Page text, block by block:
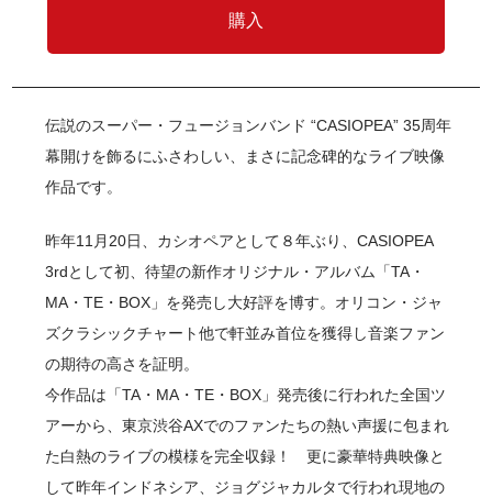
購入
伝説のスーパー・フュージョンバンド “CASIOPEA” 35周年
幕開けを飾るにふさわしい、まさに記念碑的なライブ映像
作品です。
昨年11月20日、カシオペアとして８年ぶり、CASIOPEA
3rdとして初、待望の新作オリジナル・アルバム「TA・
MA・TE・BOX」を発売し大好評を博す。オリコン・ジャ
ズクラシックチャート他で軒並み首位を獲得し音楽ファン
の期待の高さを証明。
今作品は「TA・MA・TE・BOX」発売後に行われた全国ツ
アーから、東京渋谷AXでのファンたちの熱い声援に包まれ
た白熱のライブの模様を完全収録！ 更に豪華特典映像と
して昨年インドネシア、ジョグジャカルタで行われ現地の